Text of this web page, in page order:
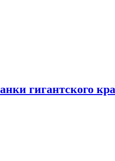
гигантского